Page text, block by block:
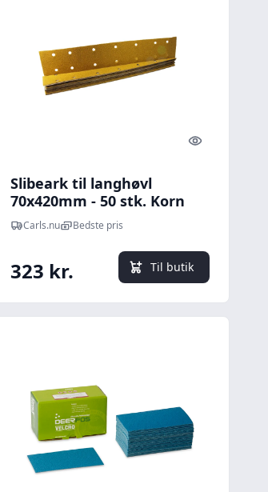
Quick look
Slibeark til langhøvl
70x420mm - 50 stk. Korn
P100
Carls.nu Bedste pris
323 kr. Til butik